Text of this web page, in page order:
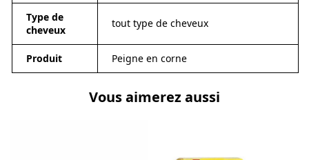
Type de
cheveux
tout type de cheveux
Produit Peigne en corne
Vous aimerez aussi